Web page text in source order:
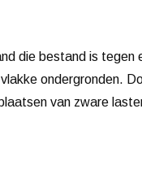
die bestand is
ondergronden.
van zware